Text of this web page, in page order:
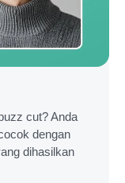
cut? Anda
dengan
dihasilkan